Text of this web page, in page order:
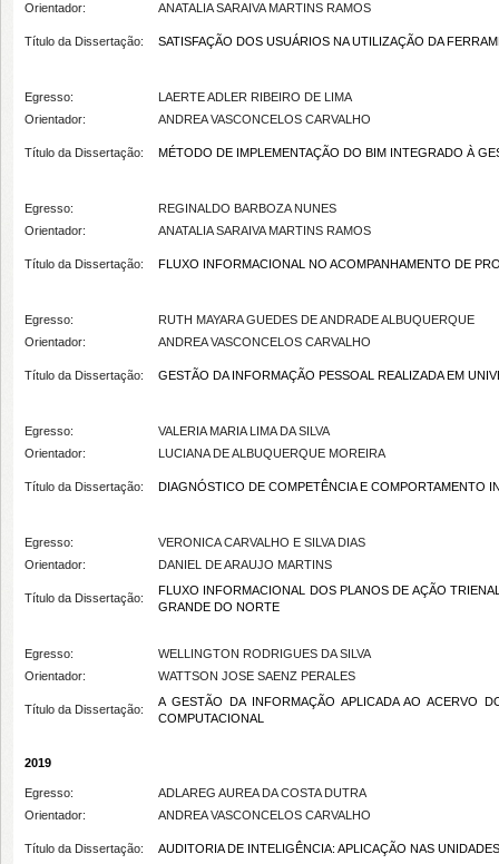
Orientador:
ANATALIA SARAIVA MARTINS RAMOS
Título da Dissertação: SATISFAÇÃO DOS USUÁRIOS NA UTILIZAÇÃO DA
Egresso:
LAERTE ADLER RIBEIRO DE LIMA
Orientador:
ANDREA VASCONCELOS CARVALHO
Título da Dissertação: MÉTODO DE IMPLEMENTAÇÃO DO BIM INTEGRADO À
Egresso:
REGINALDO BARBOZA NUNES
Orientador:
ANATALIA SARAIVA MARTINS RAMOS
Título da Dissertação: FLUXO INFORMACIONAL NO ACOMPANHAMENTO DE
Egresso:
RUTH MAYARA GUEDES DE ANDRADE ALBUQUERQUE
Orientador:
ANDREA VASCONCELOS CARVALHO
Título da Dissertação: GESTÃO DA INFORMAÇÃO PESSOAL REALIZADA EM
Egresso:
VALERIA MARIA LIMA DA SILVA
Orientador:
LUCIANA DE ALBUQUERQUE MOREIRA
Título da Dissertação: DIAGNÓSTICO DE COMPETÊNCIA E COMPORTAMENTO
Egresso:
VERONICA CARVALHO E SILVA DIAS
Orientador:
DANIEL DE ARAUJO MARTINS
Título da Dissertação:
FLUXO INFORMACIONAL DOS PLANOS DE AÇÃO
GRANDE DO NORTE
Egresso:
WELLINGTON RODRIGUES DA SILVA
Orientador:
WATTSON JOSE SAENZ PERALES
Título da Dissertação:
A GESTÃO DA INFORMAÇÃO APLICADA AO ACERVO
COMPUTACIONAL
2019
Egresso:
ADLAREG AUREA DA COSTA DUTRA
Orientador:
ANDREA VASCONCELOS CARVALHO
Título da Dissertação: AUDITORIA DE INTELIGÊNCIA: APLICAÇÃO NAS